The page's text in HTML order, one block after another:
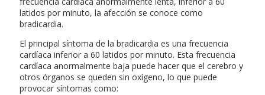
latidos por minuto, la afección se conoce como
bradicardia.
El principal síntoma de la bradicardia es una frecuencia
cardíaca inferior a 60 latidos por minuto. Esta frecuencia
cardíaca anormalmente baja puede hacer que el cerebro y
otros órganos se queden sin oxígeno, lo que puede
provocar síntomas como: